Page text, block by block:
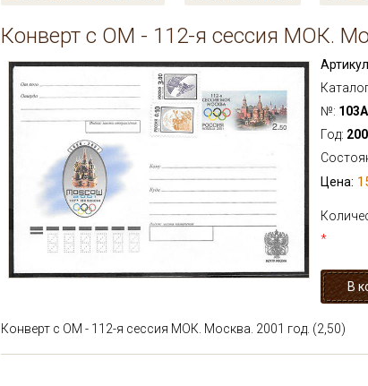
Конверт с ОМ - 112-я сессия МОК.
№: 103А
Год:
Цена:
*
Конверт с ОМ - 112-я сессия МОК. Москва. 2001 год. (2,50)